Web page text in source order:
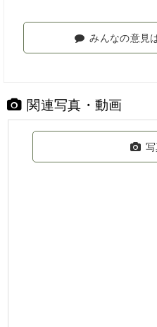
みんなの意見
関連写真・動画